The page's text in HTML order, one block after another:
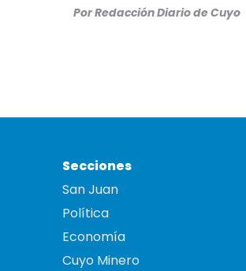
PorRedacción Diario de Cuyo
Secciones
San Juan
Política
Economía
Cuyo Minero